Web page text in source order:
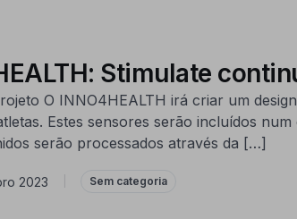
Stimulate
O INNO4HEALTH irá criar um
Estes sensores serão incluídos
serão processados através da […]
2023 Sem categoria